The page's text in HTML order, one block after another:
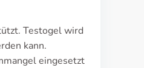
Testogel wird
kann.
eingesetzt